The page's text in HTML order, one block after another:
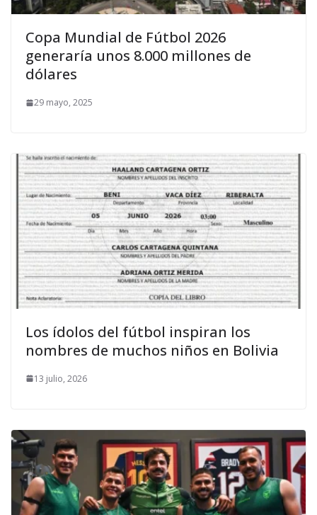
Copa Mundial de Fútbol 2026
generaría unos 8.000 millones de
dólares
29 mayo, 2025
Los ídolos del fútbol inspiran los
nombres de muchos niños en Bolivia
13 julio, 2026